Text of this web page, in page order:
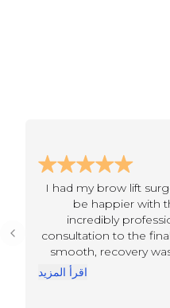
I had my brow lift
be happier with
incredibly
consultation to the
smooth, recovery
results look so
awake. The care I
اقرأ المزيد
Previous slide